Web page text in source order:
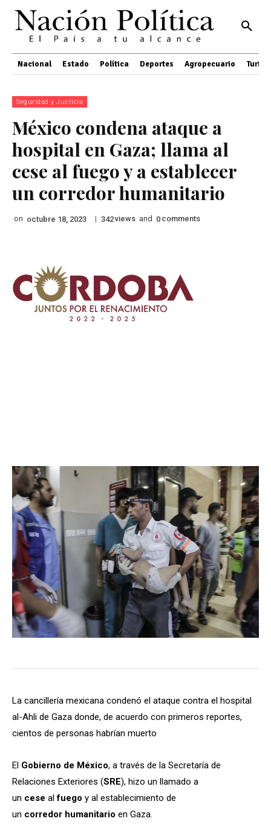
Nacional Estado Política Deportes Agropecuario
Seguridad y Justicia
México condena ataque a
hospital en Gaza; llama al
cese al fuego y a establecer
un corredor humanitario
on octubre 18, 2023 | 342views and 0 comments
La cancillería mexicana condenó el ataque contra el hospital
al-Ahli de Gaza donde, de acuerdo con primeros reportes,
cientos de personas habrían muerto
El Gobierno de México, a través de la Secretaría de
Relaciones Exteriores (SRE), hizo un llamado a
un cese alfuego y al establecimiento de
un corredor humanitario en Gaza.